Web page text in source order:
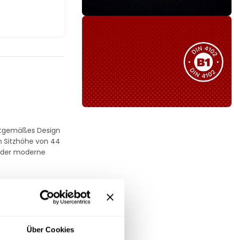
Über Cookies
Design
Sitzhöhe von 44
moderne
extrem
Sie haben nicht das passende
Produkt gefunden?
Wir helfen Ihnen gerne weiter!